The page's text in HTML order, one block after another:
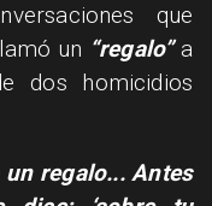
que
un “regalo”a
dos homicidios
regalo... Antes